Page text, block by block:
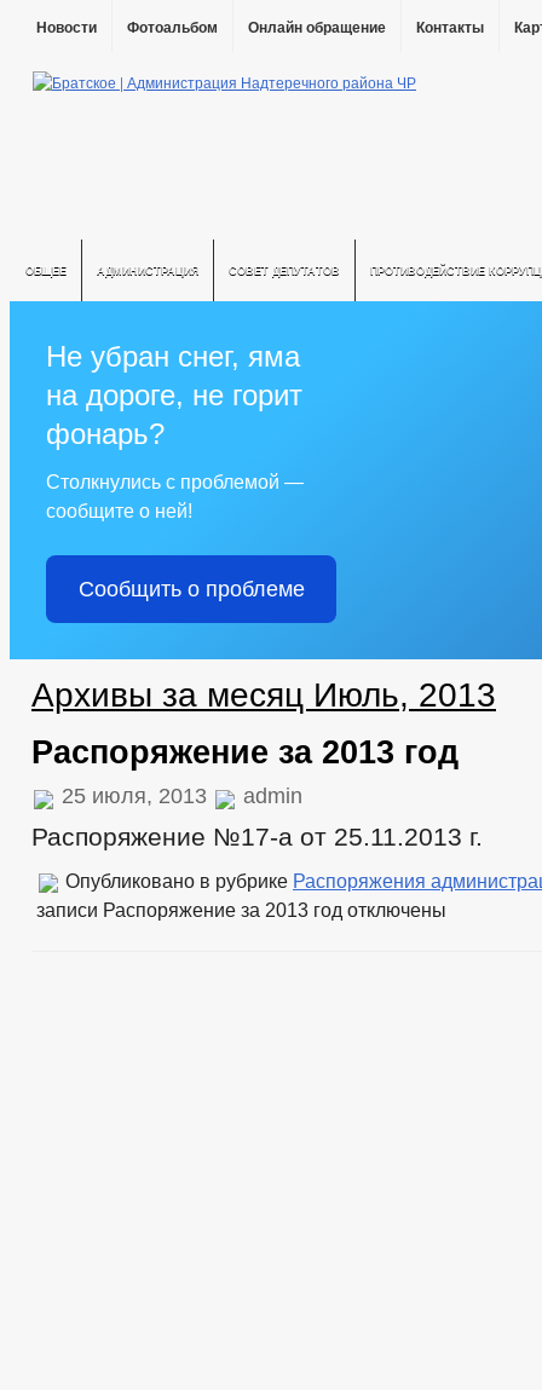
Новости Фотоальбом Онлайн обращение Контакты
ОБЩЕЕ АДМИНИСТРАЦИЯ СОВЕТ ДЕПУТАТОВ ПРОТИВОДЕЙСТВИЕ
Не убран снег, яма
на дороге, не горит
фонарь?
Столкнулись с проблемой —
сообщите о ней!
Сообщить о проблеме
Архивы за месяц Июль, 2013
Распоряжение за 2013 год
25 июля, 2013 admin
Распоряжение №17-а от 25.11.2013 г.
Опубликовано в рубрике Распоряжения
записи Распоряжение за 2013 год отключены